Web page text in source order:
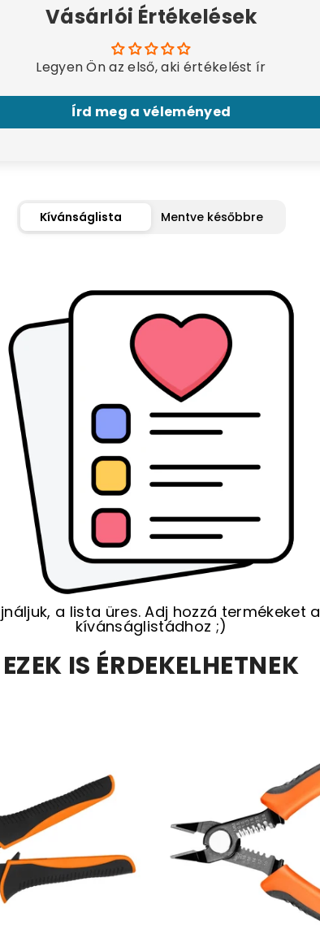
Vásárlói Értékelések
Legyen Ön az első, aki értékelést ír
Írd meg a véleményed
Kívánságlista Mentve későbbre
a lista üres. Adj hozzá termékeket a
kívánságlistádhoz ;)
EZEK IS ÉRDEKELHETNEK